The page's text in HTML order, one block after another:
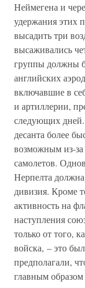
Неймегена и
удержания этих
высадить три
высаживались
группы должны
английских
включавшие в
и артиллерии,
следующих
десанта более
возможным из-
самолетов.
Нерпелта
дивизия. Кроме
активность на
наступления
только от того,
войска, – это
предполагали,
главным